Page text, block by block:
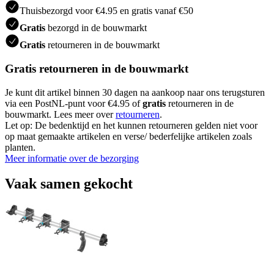
Thuisbezorgd voor €4.95 en gratis vanaf €50
Gratis bezorgd in de bouwmarkt
Gratis retourneren in de bouwmarkt
Gratis retourneren in de bouwmarkt
Je kunt dit artikel binnen 30 dagen na aankoop naar ons terugsturen
via een PostNL-punt voor €4.95 ofgratis retourneren in de
bouwmarkt. Lees meer overretourneren.
Let op: De bedenktijd en het kunnen retourneren gelden niet voor
op maat gemaakte artikelen en verse/ bederfelijke artikelen zoals
planten.
Meer informatie over de bezorging
Vaak samen gekocht